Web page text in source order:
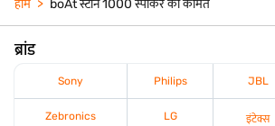
होम boAt स्टोन 1000 स्पीकर की कीमत
ब्रांड
Sony Philips JBL
Zebronics LG इंटेक्स